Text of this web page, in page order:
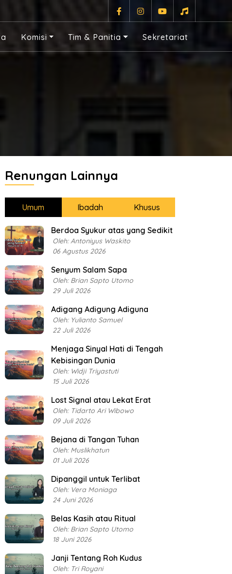
Komisi Tim & Panitia Sekretariat
Renungan Lainnya
Umum Ibadah Khusus
Berdoa Syukur atas yang Sedikit
Oleh: Antoniyus Waskito
06 Agustus 2026
Senyum Salam Sapa
Oleh: Brian Sapto Utomo
29 Juli 2026
Adigang Adigung Adiguna
Oleh: Yulianto Samuel
22 Juli 2026
Menjaga Sinyal Hati di Tengah
Kebisingan Dunia
Oleh: Widji Triyastuti
15 Juli 2026
Lost Signal atau Lekat Erat
Oleh: Tidarto Ari Wibowo
09 Juli 2026
Bejana di Tangan Tuhan
Oleh: Muslikhatun
01 Juli 2026
Dipanggil untuk Terlibat
Oleh: Vera Moniaga
24 Juni 2026
Belas Kasih atau Ritual
Oleh: Brian Sapto Utomo
18 Juni 2026
Janji Tentang Roh Kudus
Oleh: Tri Royani